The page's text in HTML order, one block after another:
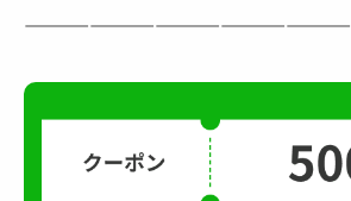
———————————————